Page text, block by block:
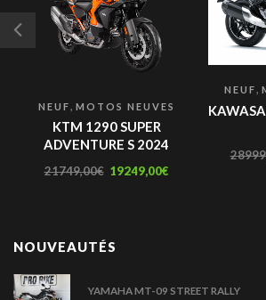
NEUF, MOTOS NEUVES
KTM 1290 SUPER
ADVENTURE S 2024
21749,00€ 19249,00€
NEUF,
NOUVEAUTÉS
YAMAHA MT-09 STREET RALLY